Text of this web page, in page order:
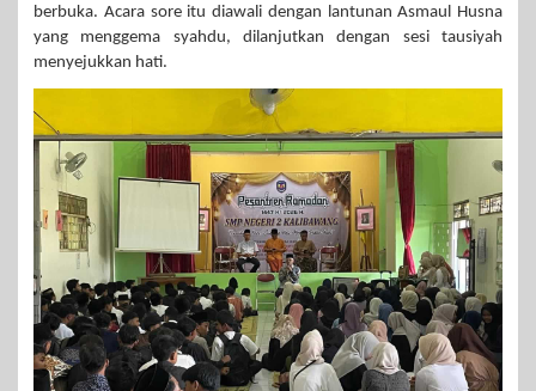
berbuka. Acara sore itu diawali dengan lantunan Asmaul Husna
yang menggema syahdu, dilanjutkan dengan sesi tausiyah
menyejukkan hati.